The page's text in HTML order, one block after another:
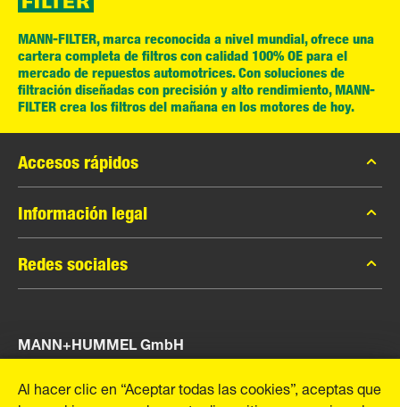
MANN-FILTER, marca reconocida a nivel mundial, ofrece una
cartera completa de filtros con calidad 100% OE para el
mercado de repuestos automotrices. Con soluciones de
filtración diseñadas con precisión y alto rendimiento, MANN-
FILTER crea los filtros del mañana en los motores de hoy.
Accesos rápidos
Catálogo MANN-FILTER
Contacto
Información legal
Privacidad de datos
Aviso legal
Redes sociales
Instagram
YouTube
MANN+HUMMEL GmbH
Schwieberdinger Straße 126
Al hacer clic en “Aceptar todas las cookies”, aceptas que